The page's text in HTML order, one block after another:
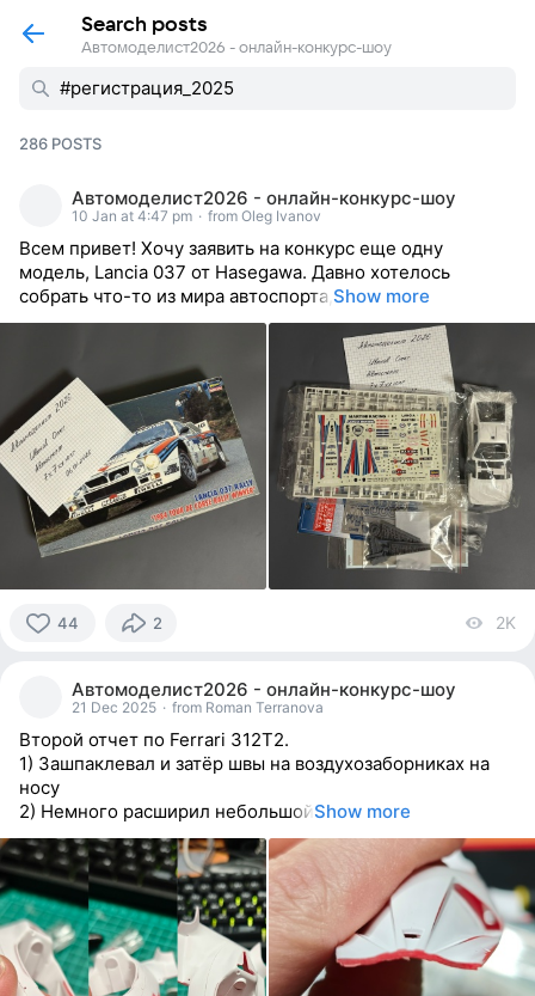
Search posts
Автомоделист2026 - онлайн-конкурс-шоу
286 POSTS
Автомоделист2026 - онлайн-конкурс-шоу
10 Jan at 4:47 pm · from Oleg Ivanov
Всем привет! Хочу заявить на конкурс еще одну
модель, Lancia 037 от Hasegawa. Давно хотелось
собрать что-то из мира автоспорта, Show more
44 2 2K
Автомоделист2026 - онлайн-конкурс-шоу
21 Dec 2025 · from Roman Terranova
Второй отчет по Ferrari 312T2.
1) Зашпаклевал и затёр швы на воздухозаборниках на
носу
2) Немного расширил небольшойShow more